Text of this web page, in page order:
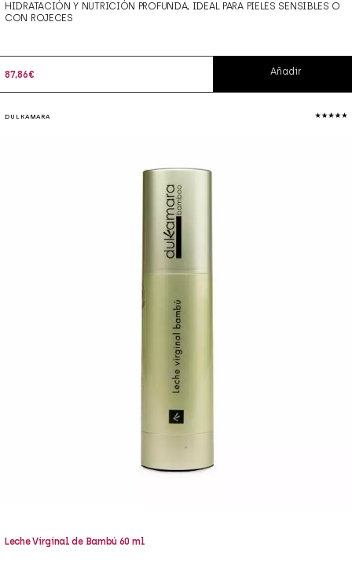
HIDRATACIÓN Y NUTRICIÓN PROFUNDA, IDEAL PARA PIELES SENSIBLES O
CON ROJECES
87,86€ Añadir
DULKAMARA
Leche Virginal de Bambú 60 ml